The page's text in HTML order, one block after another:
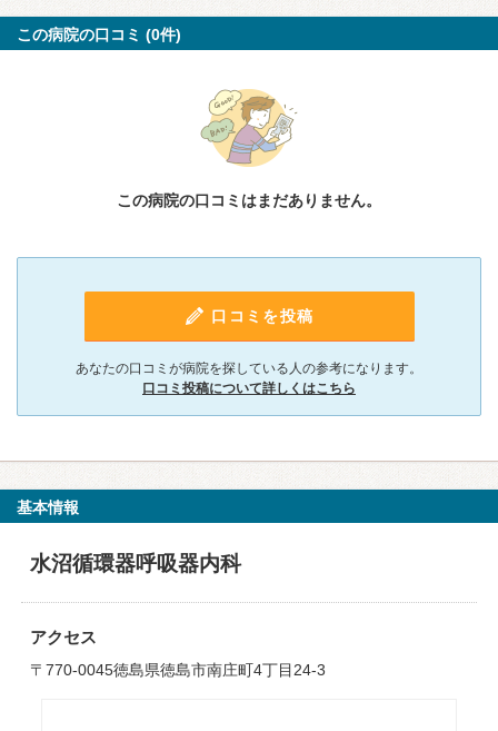
この病院の口コミ (0件)
この病院の口コミはまだありません。
口コミを投稿
あなたの口コミが病院を探している人の参考になります。
口コミ投稿について詳しくはこちら
基本情報
水沼循環器呼吸器内科
アクセス
〒770-0045徳島県徳島市南庄町4丁目24-3